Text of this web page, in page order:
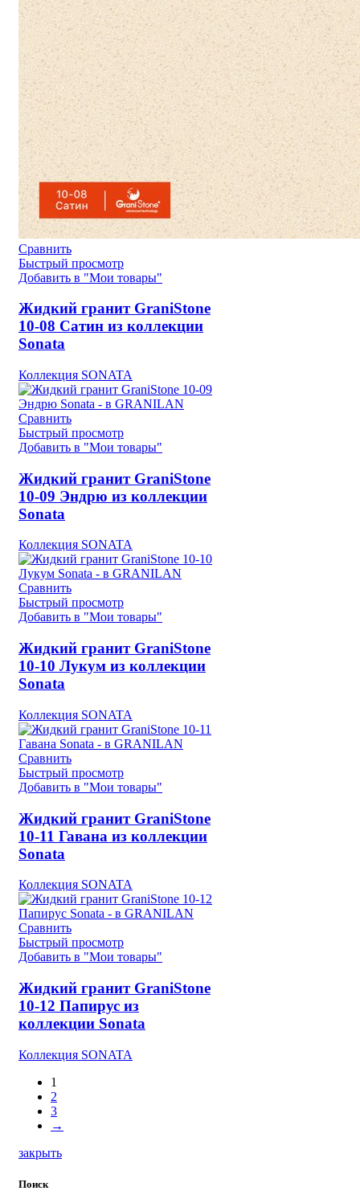
закрыть
Поиск
Сравнить
Быстрый просмотр
Добавить в "Мои товары"
Жидкий гранит GraniStone
10-08 Сатин из коллекции
Sonata
Коллекция SONATA
Сравнить
Быстрый просмотр
Добавить в "Мои товары"
Жидкий гранит GraniStone
10-09 Эндрю из коллекции
Sonata
Коллекция SONATA
Сравнить
Быстрый просмотр
Добавить в "Мои товары"
Жидкий гранит GraniStone
10-10 Лукум из коллекции
Sonata
Коллекция SONATA
Сравнить
Быстрый просмотр
Добавить в "Мои товары"
Жидкий гранит GraniStone
10-11 Гавана из коллекции
Sonata
Коллекция SONATA
Сравнить
Быстрый просмотр
Добавить в "Мои товары"
Жидкий гранит GraniStone
10-12 Папирус из
коллекции Sonata
Коллекция SONATA
1
2
3
→